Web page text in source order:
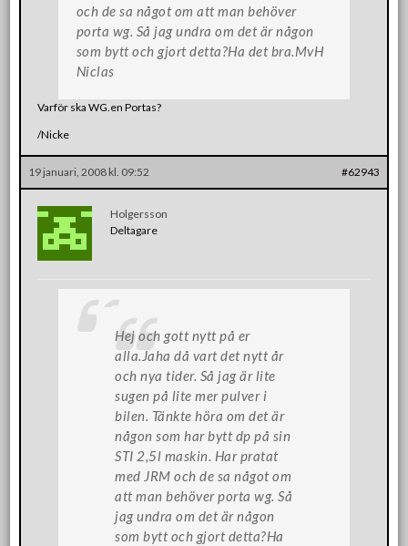
och de sa något om att man behöver
porta wg. Så jag undra om det är någon
som bytt och gjort detta?Ha det bra.MvH
Niclas
Varför ska WG.en Portas?
/Nicke
19 januari, 2008 kl. 09:52 #62943
Holgersson
Deltagare
Hej och gott nytt på er
alla.Jaha då vart det nytt år
och nya tider. Så jag är lite
sugen på lite mer pulver i
bilen. Tänkte höra om det är
någon som har bytt dp på sin
STI 2,5l maskin. Har pratat
med JRM och de sa något om
att man behöver porta wg. Så
jag undra om det är någon
som bytt och gjort detta?Ha